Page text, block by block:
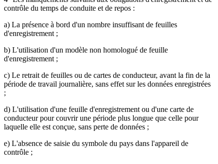
contrôle du temps de conduite et de repos :
a) La présence à bord d'un nombre insuffisant de feuilles
d'enregistrement ;
b) L'utilisation d'un modèle non homologué de feuille
d'enregistrement ;
c) Le retrait de feuilles ou de cartes de conducteur, avant la fin de la
période de travail journalière, sans effet sur les données enregistrées
;
d) L'utilisation d'une feuille d'enregistrement ou d'une carte de
conducteur pour couvrir une période plus longue que celle pour
laquelle elle est conçue, sans perte de données ;
e) L'absence de saisie du symbole du pays dans l'appareil de
contrôle ;